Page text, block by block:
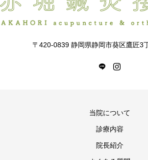
〒420-0839 静岡県静岡市葵区鷹匠3
当院について
診療内容
院長紹介